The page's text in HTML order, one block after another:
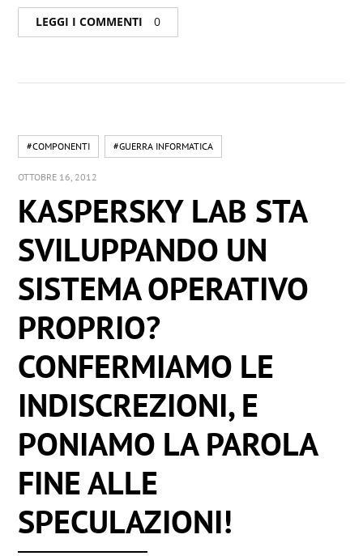
LEGGI I COMMENTI 0
#COMPONENTI #GUERRA INFORMATICA
OTTOBRE 16, 2012
KASPERSKY LAB STA
SVILUPPANDO UN
SISTEMA OPERATIVO
PROPRIO?
CONFERMIAMO LE
INDISCREZIONI, E
PONIAMO LA PAROLA
FINE ALLE
SPECULAZIONI!